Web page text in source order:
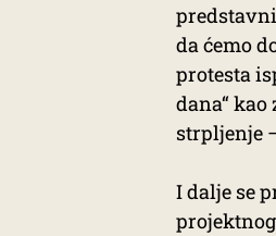
da ćemo
protesta
dana“
strpljenje
I dalje se